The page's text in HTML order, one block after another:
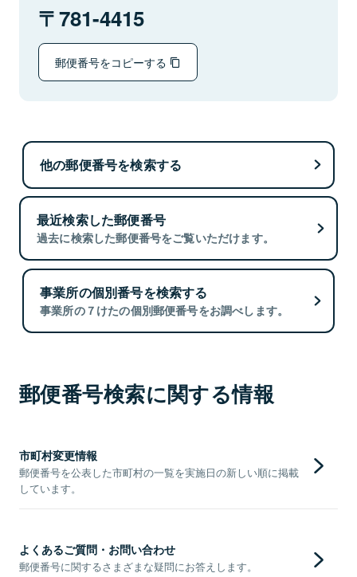
781-4415
郵便番号をコピーする
他の郵便番号を検索する
最近検索した郵便番号
過去に検索した郵便番号をご覧いただけます。
事業所の個別番号を検索する
事業所の７けたの個別郵便番号をお調べします。
郵便番号検索に関する情報
市町村変更情報
郵便番号を公表した市町村の一覧を実施日の新しい順に掲載
しています。
よくあるご質問・お問い合わせ
郵便番号に関するさまざまな疑問にお答えします。